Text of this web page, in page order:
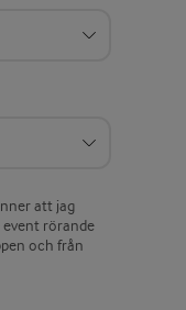
att jag
rörande
och från